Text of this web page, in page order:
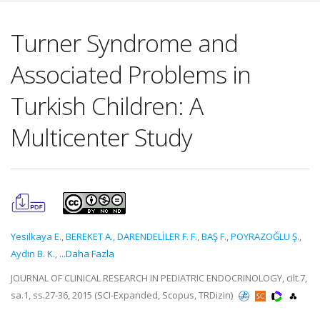
Turner Syndrome and
Associated Problems in
Turkish Children: A
Multicenter Study
Yesilkaya E.,BEREKET A.,DARENDELİLER F. F.,BAŞ F.,POYRAZOĞLU Ş.,
Aydin B. K., ...Daha Fazla
JOURNAL OF CLINICAL RESEARCH IN PEDIATRIC ENDOCRINOLOGY, cilt.7,
sa.1, ss.27-36, 2015 (SCI-Expanded, Scopus, TRDizin)